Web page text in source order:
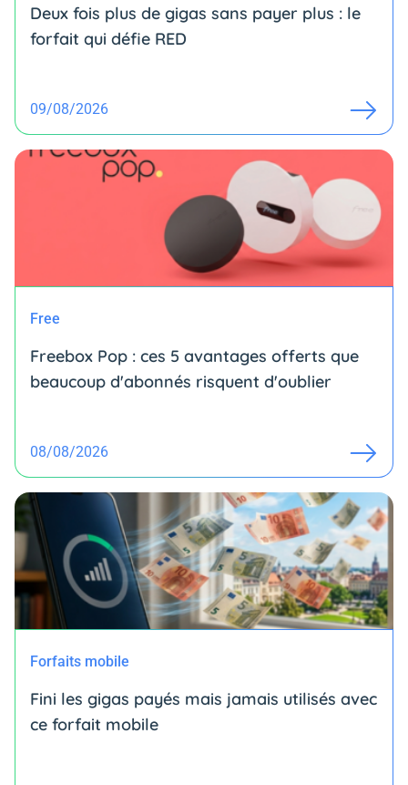
Deux fois plus de gigas sans payer plus : le
forfait qui défie RED
09/08/2026
Free
Freebox Pop : ces 5 avantages offerts que
beaucoup d'abonnés risquent d'oublier
08/08/2026
Forfaits mobile
Fini les gigas payés mais jamais utilisés avec
ce forfait mobile